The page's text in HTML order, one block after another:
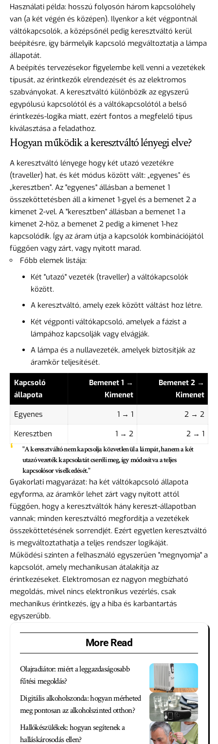
Használati példa: hosszú folyosón három kapcsolóhely
van (a két végén és középen). Ilyenkor a két végpontnál
váltókapcsolók, a középsőnél pedig keresztváltó kerül
beépítésre, így bármelyik kapcsoló megváltoztatja a lámpa
állapotát.
A beépítés tervezésekor figyelembe kell venni a vezetékek
típusát, az érintkezők elrendezését és az elektromos
szabványokat. A keresztváltó különbözik az egyszerű
egypólusú kapcsolótól és a váltókapcsolótól a belső
érintkezés-logika miatt, ezért fontos a megfelelő típus
kiválasztása a feladathoz.
Hogyan működik a keresztváltó lényegi elve?
A keresztváltó lényege hogy két utazó vezetékre
(traveller) hat, és két módus között vált: „egyenes” és
„keresztben”. Az "egyenes" állásban a bemenet 1
összeköttetésben áll a kimenet 1-gyel és a bemenet 2 a
kimenet 2-vel. A "keresztben" állásban a bemenet 1 a
kimenet 2-höz, a bemenet 2 pedig a kimenet 1-hez
kapcsolódik. Így az áram útja a kapcsolók kombinációjától
függően vagy zárt, vagy nyitott marad.
Főbb elemek listája:
Két "utazó" vezeték (traveller) a váltókapcsolók
között.
A keresztváltó, amely ezek között váltást hoz létre.
Két végponti váltókapcsoló, amelyek a fázist a
lámpához kapcsolják vagy elvágják.
A lámpa és a nullavezeték, amelyek biztosítják az
áramkör teljesítését.
Kapcsoló
állapota
Bemenet 1 →
Kimenet
Bemenet 2 →
Kimenet
Egyenes
1 → 1
2 → 2
Keresztben
1 → 2 2 → 1
"A keresztváltó nem kapcsolja közvetlenül a lámpát, hanem a két
utazó vezeték kapcsolatát cseréli meg, így módosítva a teljes
kapcsolósor viselkedését."
Gyakorlati magyarázat: ha két váltókapcsoló állapota
egyforma, az áramkör lehet zárt vagy nyitott attól
függően, hogy a keresztváltók hány kereszt-állapotban
vannak; minden keresztváltó megfordítja a vezetékek
összeköttetésének sorrendjét. Ezért egyetlen keresztváltó
is megváltoztathatja a teljes rendszer logikáját.
Működési szinten a felhasználó egyszerűen "megnyomja" a
kapcsolót, amely mechanikusan átalakítja az
érintkezéseket. Elektromosan ez nagyon megbízható
megoldás, mivel nincs elektronikus vezérlés, csak
mechanikus érintkezés, így a hiba és karbantartás
egyszerűbb.
More Read
Olajradiátor: miért a leggazdaságosabb
fűtési megoldás?
Digitális alkoholszonda: hogyan mérheted
meg pontosan az alkoholszinted otthon?
Hallókészülékek: hogyan segítenek a
halláskárosodás ellen?